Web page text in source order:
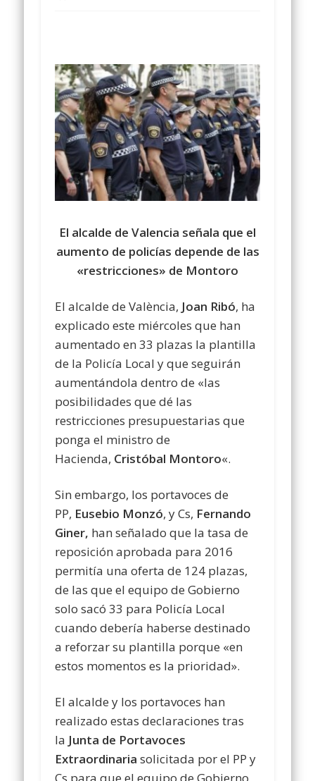
El alcalde de Valencia señala que el
aumento de policías depende de las
«restricciones» de Montoro
El alcalde de València, Joan Ribó, ha
explicado este miércoles que han
aumentado en 33 plazas la plantilla
de la Policía Local y que seguirán
aumentándola dentro de «las
posibilidades que dé las
restricciones presupuestarias que
ponga el ministro de
Hacienda, Cristóbal Montoro«.
Sin embargo, los portavoces de
PP, Eusebio Monzó, y Cs, Fernando
Giner, han señalado que la tasa de
reposición aprobada para 2016
permitía una oferta de 124 plazas,
de las que el equipo de Gobierno
solo sacó 33 para Policía Local
cuando debería haberse destinado
a reforzar su plantilla porque «en
estos momentos es la prioridad».
El alcalde y los portavoces han
realizado estas declaraciones tras
la Junta de Portavoces
Extraordinaria solicitada por el PP y